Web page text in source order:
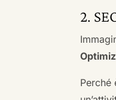
2.
Perché